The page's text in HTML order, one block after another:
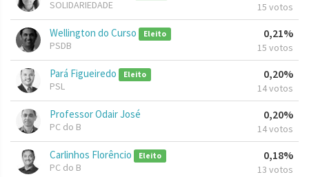
SOLIDARIEDADE 15 votos
Wellington do Curso Eleito
PSDB
0,21%
15 votos
Pará Figueiredo Eleito
PSL
0,20%
14 votos
Professor Odair José
PC do B
0,20%
14 votos
Carlinhos Florêncio Eleito
PC do B
0,18%
13 votos